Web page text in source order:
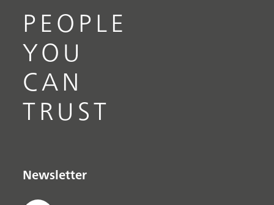
PEOPLE
YOU
CAN
TRUST
Newsletter